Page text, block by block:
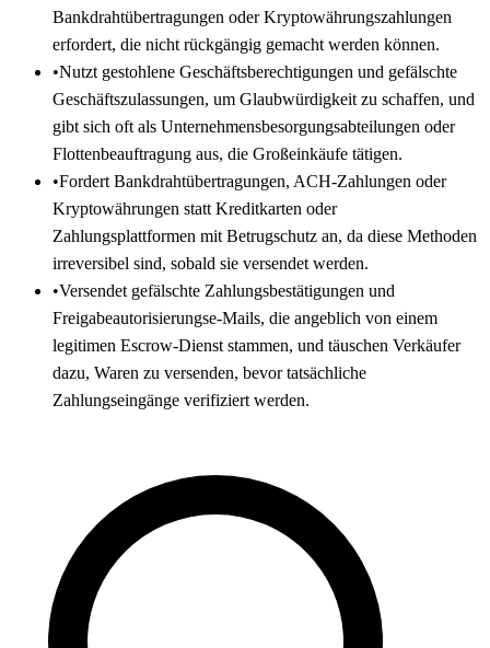
Bankdrahtübertragungen oder Kryptowährungszahlungen
erfordert, die nicht rückgängig gemacht werden können.
•Nutzt gestohlene Geschäftsberechtigungen und gefälschte
Geschäftszulassungen, um Glaubwürdigkeit zu schaffen, und
gibt sich oft als Unternehmensbesorgungsabteilungen oder
Flottenbeauftragung aus, die Großeinkäufe tätigen.
•Fordert Bankdrahtübertragungen, ACH-Zahlungen oder
Kryptowährungen statt Kreditkarten oder
Zahlungsplattformen mit Betrugschutz an, da diese Methoden
irreversibel sind, sobald sie versendet werden.
•Versendet gefälschte Zahlungsbestätigungen und
Freigabeautorisierungse-Mails, die angeblich von einem
legitimen Escrow-Dienst stammen, und täuschen Verkäufer
dazu, Waren zu versenden, bevor tatsächliche
Zahlungseingänge verifiziert werden.